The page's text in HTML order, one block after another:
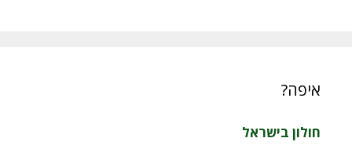
איפה?
חולון בישראל